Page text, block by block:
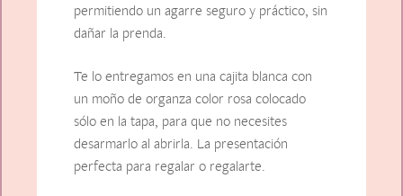
permitiendo un agarre seguro y práctico, sin
dañar la prenda.
Te lo entregamos en una cajita blanca con
un moño de organza color rosa colocado
sólo en la tapa, para que no necesites
desarmarlo al abrirla. La presentación
perfecta para regalar o regalarte.